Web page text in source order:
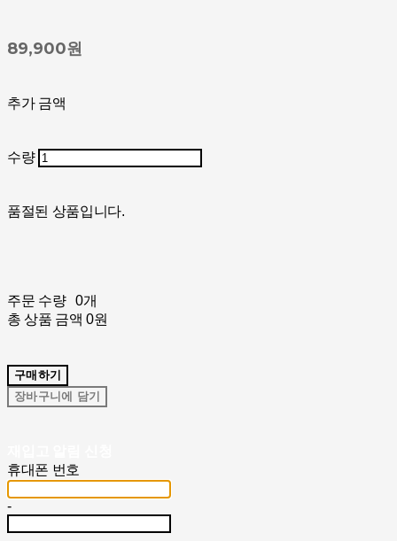
89,900원
추가 금액
수량
품절된 상품입니다.
주문 수량
0개
총 상품 금액 0원
구매하기
장바구니에 담기
휴대폰 번호
-